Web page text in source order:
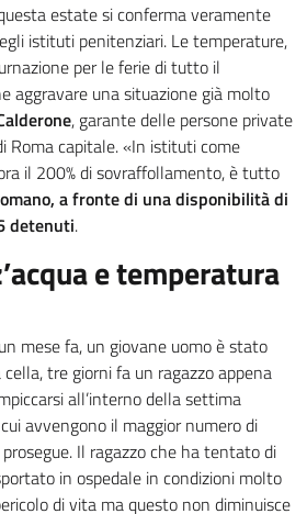
estate si conferma veramente
istituti penitenziari. Le temperature,
per le ferie di tutto il
aggravare una situazione già molto
, garante delle persone private
Roma capitale. «In istituti come
il 200% di sovraffollamento, è tutto
a fronte di una disponibilità di
detenuti.
e temperatura
mese fa, un giovane uomo è stato
tre giorni fa un ragazzo appena
all’interno della settima
avvengono il maggior numero di
Il ragazzo che ha tentato di
in ospedale in condizioni molto
di vita ma questo non diminuisce